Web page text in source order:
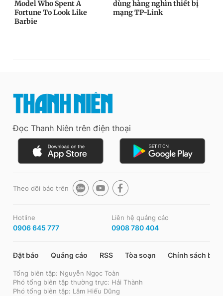
Đọc Thanh Niên trên điện thoại
Theo dõi báo trên
Hotline
0906 645 777
Liên hệ quảng cáo
0908 780 404
Đặt báo Quảng cáo RSS Tòa soạn Chính sách bảo
Tổng biên tập: Nguyễn Ngọc Toàn
Phó tổng biên tập thường trực: Hải Thành
Phó tổng biên tập: Lâm Hiếu Dũng